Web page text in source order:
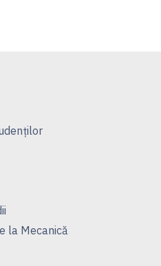
la Mecanică